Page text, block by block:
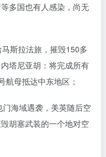
多国也有人感染，尚无
斯拉法旅，摧毁150多
塔尼亚胡：将完成所有
航母抵达中东地区；
海域遇袭，美英随后空
胡塞武装的一个地对空